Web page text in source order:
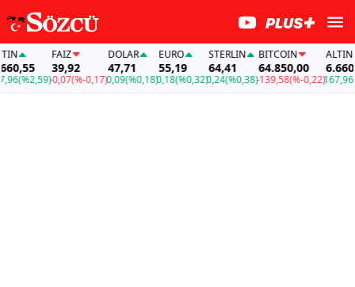
(%2,59)
FAİZ
39,92
-0,07(%-0,17)
DOLAR
47,71
0,09(%0,18)
EURO
55,19
0,18(%0,32)
STERLIN
64,41
0,24(%0,38)
BITCOIN
64.850,00
-139,58(%-0,22)
ALTIN
6.660,55
167,96